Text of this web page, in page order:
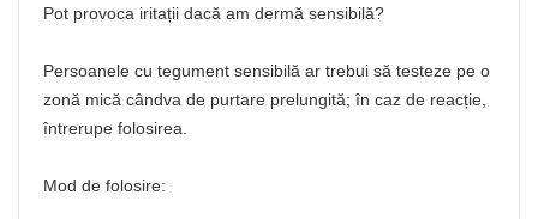
Pot provoca iritații dacă am dermă sensibilă?
Persoanele cu tegument sensibilă ar trebui să testeze pe o
zonă mică cândva de purtare prelungită; în caz de reacție,
întrerupe folosirea.
Mod de folosire: